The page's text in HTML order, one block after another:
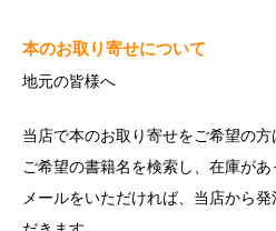
本のお取り寄せについて
地元の皆様へ
当店で本のお取り寄せをご希望の
ご希望の書籍名を検索し、在庫が
メールをいただければ、当店から